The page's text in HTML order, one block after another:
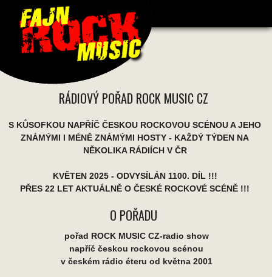
RÁDIOVÝ POŘAD ROCK MUSIC CZ
S KŮSOFKOU NAPŘÍČ ČESKOU ROCKOVOU SCÉNOU A JEHO
ZNÁMÝMI I MÉNĚ ZNÁMÝMI HOSTY - KAŽDÝ TÝDEN NA
NĚKOLIKA RÁDIÍCH V ČR
KVĚTEN 2025 - ODVYSÍLÁN 1100. DÍL !!!
PŘES 22 LET AKTUÁLNĚ O ČESKÉ ROCKOVÉ SCÉNĚ !!!
O POŘADU
pořad ROCK MUSIC CZ-radio show
napříč českou rockovou scénou
v českém rádio éteru od května 2001